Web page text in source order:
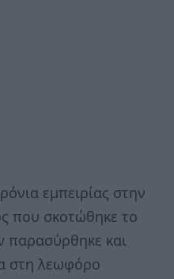
εμπειρίας στην
που σκοτώθηκε το
παρασύρθηκε και
στη λεωφόρο